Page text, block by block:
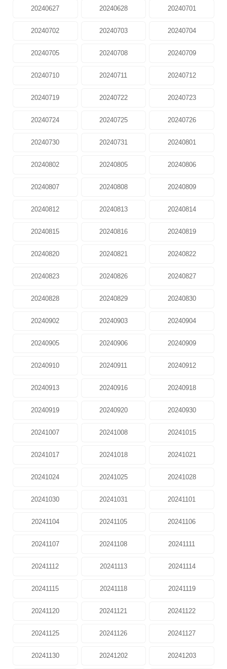
20240627 20240628 20240701
20240702 20240703 20240704
20240705 20240708 20240709
20240710 20240711 20240712
20240719 20240722 20240723
20240724 20240725 20240726
20240730 20240731 20240801
20240802 20240805 20240806
20240807 20240808 20240809
20240812 20240813 20240814
20240815 20240816 20240819
20240820 20240821 20240822
20240823 20240826 20240827
20240828 20240829 20240830
20240902 20240903 20240904
20240905 20240906 20240909
20240910 20240911 20240912
20240913 20240916 20240918
20240919 20240920 20240930
20241007 20241008 20241015
20241017 20241018 20241021
20241024 20241025 20241028
20241030 20241031 20241101
20241104 20241105 20241106
20241107 20241108 20241111
20241112 20241113 20241114
20241115 20241118 20241119
20241120 20241121 20241122
20241125 20241126 20241127
20241130 20241202 20241203